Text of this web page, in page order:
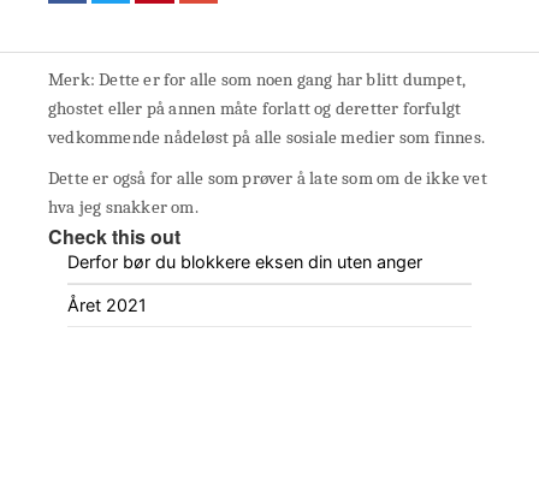
Merk: Dette er for alle som noen gang har blitt dumpet,
ghostet eller på annen måte forlatt og deretter forfulgt
vedkommende nådeløst på alle sosiale medier som finnes.
Dette er også for alle som prøver å late som om de ikke vet
hva jeg snakker om.
Check this out
Derfor bør du blokkere eksen din uten anger
Året 2021